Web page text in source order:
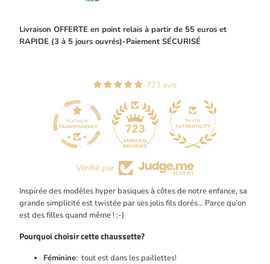
Livraison OFFERTE en point relais à partir de 55 euros et
RAPIDE (3 à 5 jours ouvrés)-Paiement SÉCURISÉ
723 avis
723 44
Vérifié par
Inspirée des modèles hyper basiques à côtes de notre enfance, sa
grande simplicité est twistée par ses jolis fils dorés… Parce qu’on
est des filles quand même ! ;-)
Pourquoi choisir cette chaussette?
Féminine: tout est dans les paillettes!